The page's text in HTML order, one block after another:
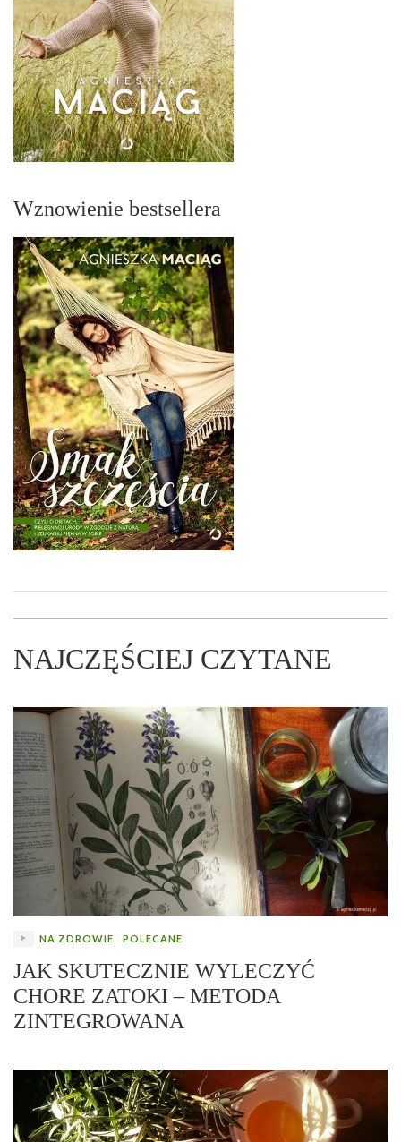
Wznowienie bestsellera
NAJCZĘŚCIEJ CZYTANE
NA ZDROWIE POLECANE
JAK SKUTECZNIE WYLECZYĆ
CHORE ZATOKI – METODA
ZINTEGROWANA